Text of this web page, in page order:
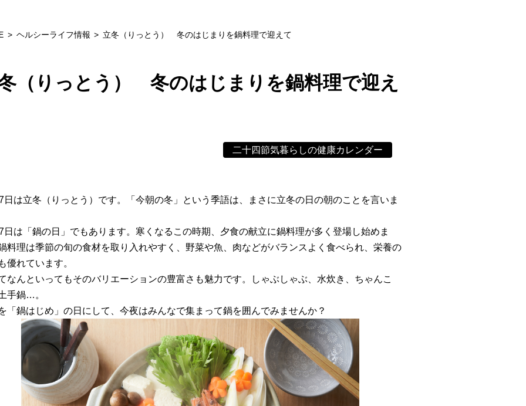
ヘルシーライフ情報 立冬（りっとう） 冬のはじまりを鍋料理で迎えて
（りっとう） 冬のはじまりを鍋料理で迎え
二十四節気暮らしの健康カレンダー
日は立冬（りっとう）です。「今朝の冬」という季語は、まさに立冬の日の朝のことを言いま
日は「鍋の日」でもあります。寒くなるこの時期、夕食の献立に鍋料理が多く登場し始めま
料理は季節の旬の食材を取り入れやすく、野菜や魚、肉などがバランスよく食べられ、栄養の
優れています。
なんといってもそのバリエーションの豊富さも魅力です。しゃぶしゃぶ、水炊き、ちゃんこ
手鍋…。
「鍋はじめ」の日にして、今夜はみんなで集まって鍋を囲んでみませんか？